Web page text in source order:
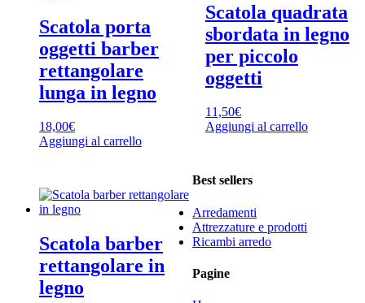
Scatola porta
oggetti barber
rettangolare
lunga in legno
18,00€
Aggiungi al carrello
Scatola quadrata
sbordata in legno
per piccolo
oggetti
11,50€
Aggiungi al carrello
Scatola barber
rettangolare in
legno
Best sellers
Arredamenti
Attrezzature e prodotti
Ricambi arredo
Pagine